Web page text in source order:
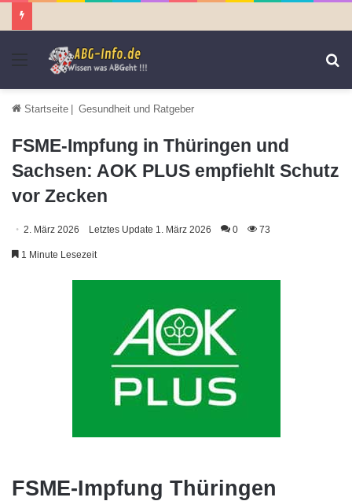
Menü
Startseite | Gesundheit und Ratgeber
FSME-Impfung in Thüringen und
Sachsen: AOK PLUS empfiehlt Schutz
vor Zecken
2. März 2026 Letztes Update 1. März 2026 0 73
1 Minute Lesezeit
FSME-Impfung Thüringen